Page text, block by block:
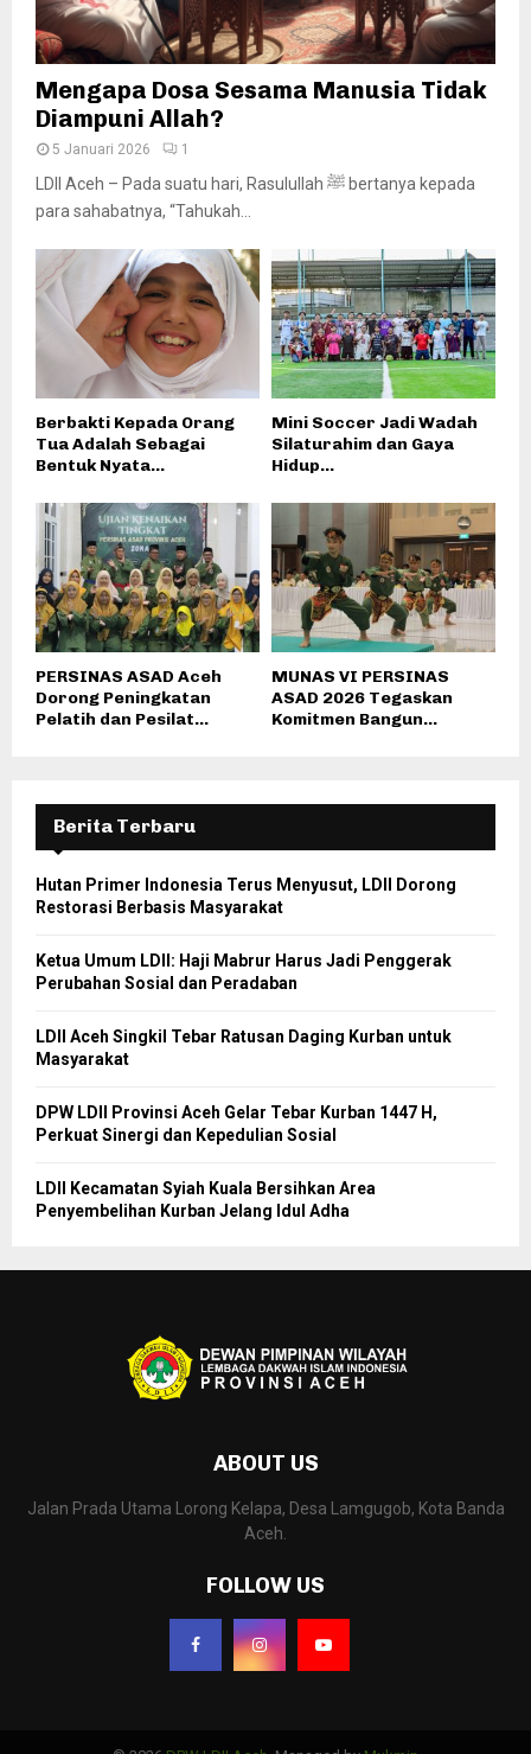
Mengapa Dosa Sesama Manusia Tidak
Diampuni Allah?
5 Januari 2026 1
LDII Aceh – Pada suatu hari, Rasulullah ﷺ bertanya kepada
para sahabatnya, “Tahukah...
Berbakti Kepada Orang
Tua Adalah Sebagai
Bentuk Nyata...
Mini Soccer Jadi Wadah
Silaturahim dan Gaya
Hidup...
PERSINAS ASAD Aceh
Dorong Peningkatan
Pelatih dan Pesilat...
MUNAS VI PERSINAS
ASAD 2026 Tegaskan
Komitmen Bangun...
Berita Terbaru
Hutan Primer Indonesia Terus Menyusut, LDII Dorong
Restorasi Berbasis Masyarakat
Ketua Umum LDII: Haji Mabrur Harus Jadi Penggerak
Perubahan Sosial dan Peradaban
LDII Aceh Singkil Tebar Ratusan Daging Kurban untuk
Masyarakat
DPW LDII Provinsi Aceh Gelar Tebar Kurban 1447 H,
Perkuat Sinergi dan Kepedulian Sosial
LDII Kecamatan Syiah Kuala Bersihkan Area
Penyembelihan Kurban Jelang Idul Adha
ABOUT US
Jalan Prada Utama Lorong Kelapa, Desa Lamgugob, Kota Banda
Aceh.
FOLLOW US